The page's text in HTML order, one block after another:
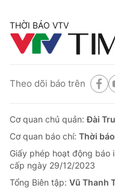
THỜI BÁO VTV
Theo dõi báo trên
Cơ quan chủ quản:Đài
Cơ quan báo chí: Thời
Giấy phép hoạt động báo
cấp ngày 29/12/2023
Tổng Biên tập: Vũ Thanh